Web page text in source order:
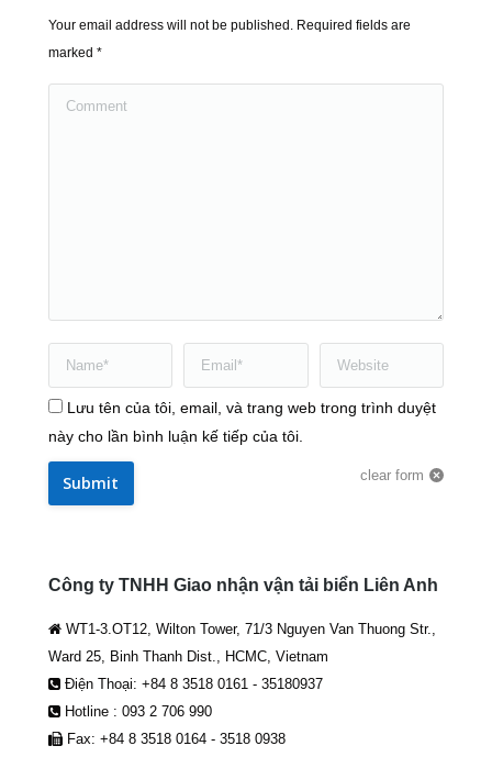
Your email address will not be published. Required fields are
marked *
Lưu tên của tôi, email, và trang web trong trình duyệt
này cho lần bình luận kế tiếp của tôi.
clear form
Submit
Công ty TNHH Giao nhận vận tải biển Liên Anh
WT1-3.OT12, Wilton Tower, 71/3 Nguyen Van Thuong Str.,
Ward 25, Binh Thanh Dist., HCMC, Vietnam
Điện Thoại: +84 8 3518 0161 - 35180937
Hotline : 093 2 706 990
Fax: +84 8 3518 0164 - 3518 0938